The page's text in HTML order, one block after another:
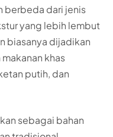
berbeda dari jenis
yang lebih lembut
biasanya dijadikan
khas
putih, dan
sebagai bahan